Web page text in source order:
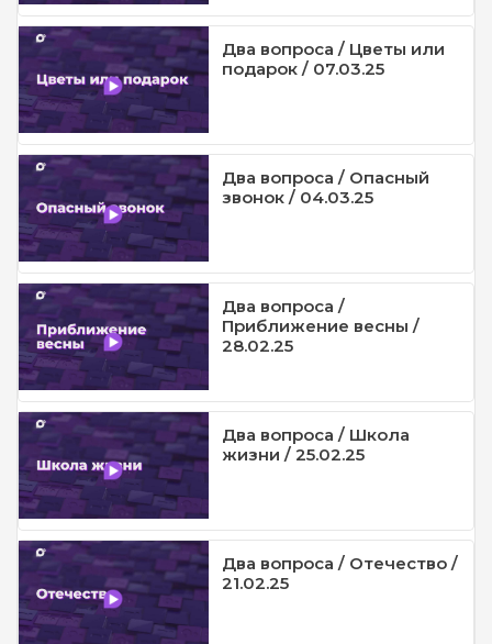
Два вопроса / Цветы или
подарок / 07.03.25
Два вопроса / Опасный
звонок / 04.03.25
Два вопроса /
Приближение весны /
28.02.25
Два вопроса / Школа
жизни / 25.02.25
Два вопроса / Отечество /
21.02.25